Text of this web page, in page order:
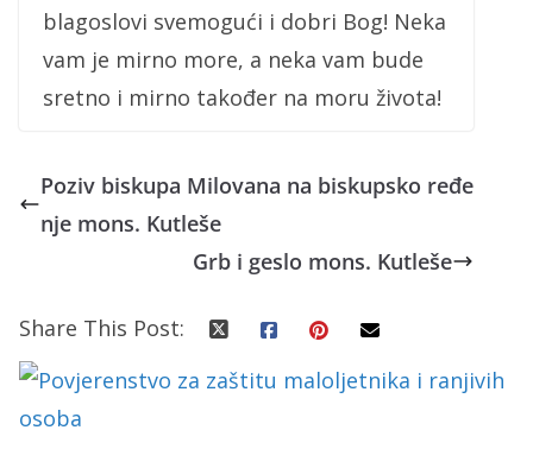
blagoslovi svemogući i dobri Bog! Neka
vam je mirno more, a neka vam bude
sretno i mirno također na moru života!
Poziv biskupa Milovana na biskupsko ređe
nje mons. Kutleše
Grb i geslo mons. Kutleše
Share This Post: